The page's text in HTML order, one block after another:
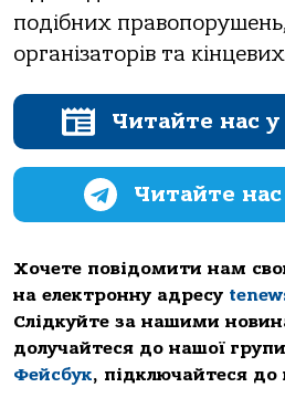
подібних
організаторів та
Читайте нас у
Читайте
Хочете повідомити нам
на електронну адресу
Слідкуйте за нашими
долучайтеся до нашої
Фейсбук, підключайтеся до